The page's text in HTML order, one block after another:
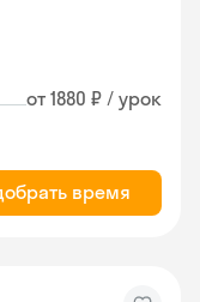
от 1880 ₽ / урок
время